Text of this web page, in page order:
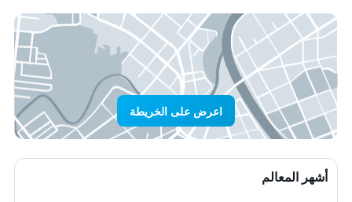
اعرض على الخريطة
أشهر المعالم